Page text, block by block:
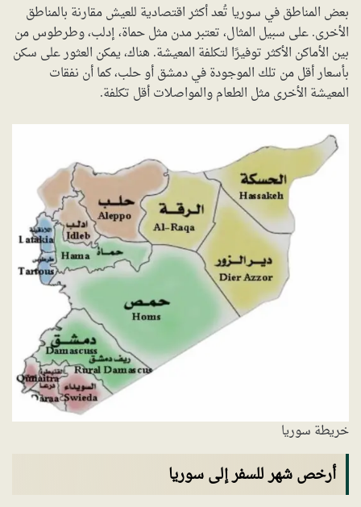
بعض المناطق في سوريا تُعد أكثر اقتصادية للعيش مقارنة بالمناطق
الأخرى. على سبيل المثال، تعتبر مدن مثل حماة، إدلب، وطرطوس من
بين الأماكن الأكثر توفيرًا لتكلفة المعيشة. هناك، يمكن العثور على سكن
بأسعار أقل من تلك الموجودة في دمشق أو حلب، كما أن نفقات
المعيشة الأخرى مثل الطعام والمواصلات أقل تكلفة.
خريطة سوريا
أرخص شهر للسفر إلى سوريا